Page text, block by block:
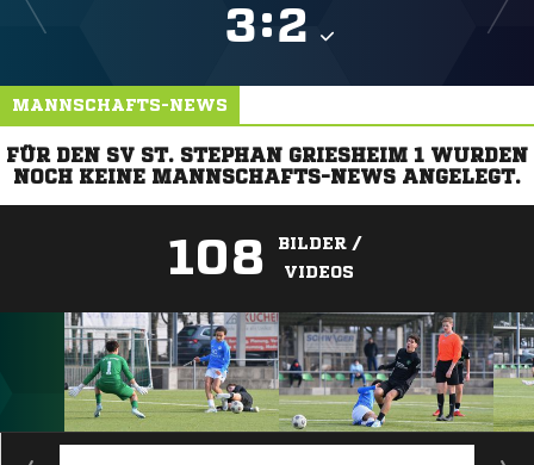
:
MANNSCHAFTS-NEWS
FÜR DEN SV ST. STEPHAN GRIESHEIM 1 WURDEN
NOCH KEINE MANNSCHAFTS-NEWS ANGELEGT.
108
BILDER /
VIDEOS
ANZEIGE